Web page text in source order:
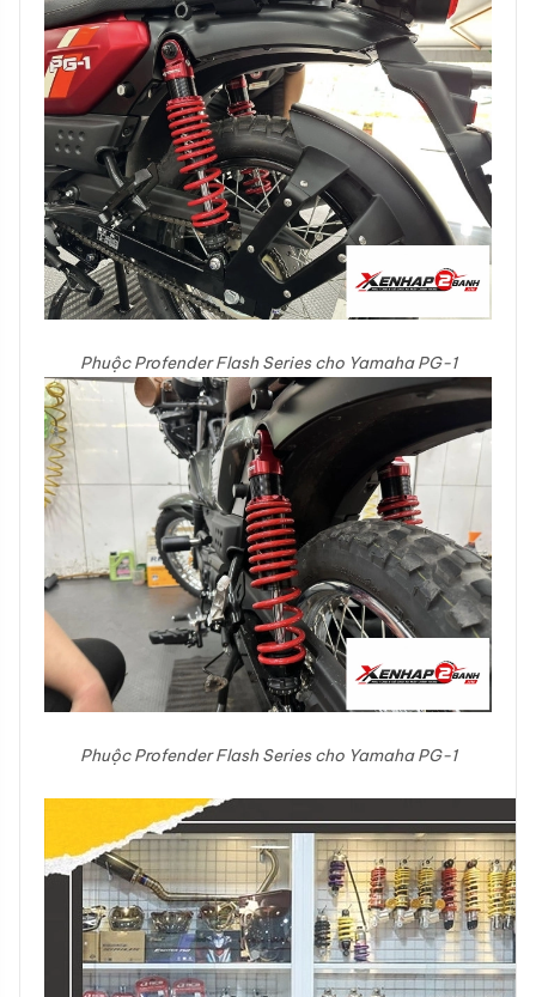
Phuộc Profender Flash Series cho Yamaha PG-1
Phuộc Profender Flash Series cho Yamaha PG-1